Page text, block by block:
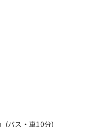
」(バス・車10分)